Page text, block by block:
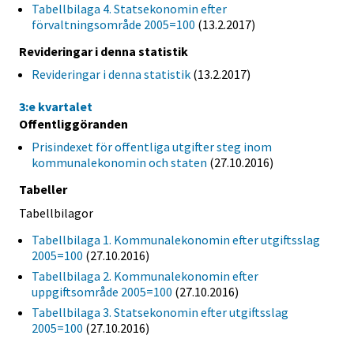
Tabellbilaga 4. Statsekonomin efter
förvaltningsområde 2005=100 (13.2.2017)
Revideringar i denna statistik
Revideringar i denna statistik (13.2.2017)
3:e kvartalet
Offentliggöranden
Prisindexet för offentliga utgifter steg inom
kommunalekonomin och staten (27.10.2016)
Tabeller
Tabellbilagor
Tabellbilaga 1. Kommunalekonomin efter utgiftsslag
2005=100 (27.10.2016)
Tabellbilaga 2. Kommunalekonomin efter
uppgiftsområde 2005=100 (27.10.2016)
Tabellbilaga 3. Statsekonomin efter utgiftsslag
2005=100 (27.10.2016)